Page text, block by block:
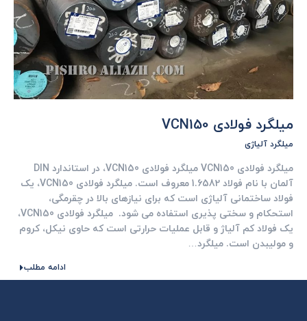
میلگرد فولادی VCN150
میلگرد آلیاژی
میلگرد فولادی VCN150 میلگرد فولادی VCN150، در استاندارد DIN
آلمان با نام فولاد 1.6582 معروف است. میلگرد فولادی VCN150، یک
فولاد ساختمانی آلیاژی است که برای نیازهای بالا در چقرمگی،
استحکام و سختی پذیری استفاده می شود. میلگرد فولادی VCN150،
یک فولاد کم آلیاژ و قابل عملیات حرارتی است که حاوی نیکل، کروم
و مولیبدن است. میلگرد…
ادامه مطلب